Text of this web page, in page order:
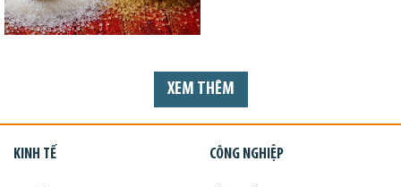
XEM THÊM
KINH TẾ CÔNG NGHIỆP